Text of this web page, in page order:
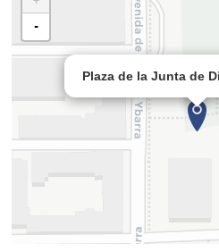
Plaza de la Junta de
-